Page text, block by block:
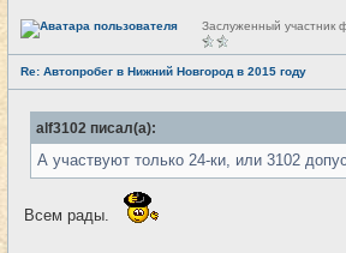
Н
е
е
т
Заслуженный участник
Re: Автопробег в Нижний Новгород в 2015 году
alf3102 писал(а):
А участвуют только 24-ки, или 3102
Всем рады.